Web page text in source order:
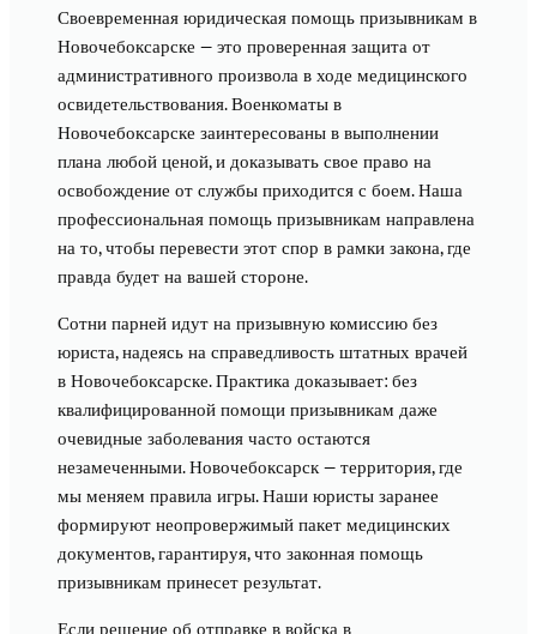
Своевременная юридическая помощь призывникам в
Новочебоксарске — это проверенная защита от
административного произвола в ходе медицинского
освидетельствования. Военкоматы в
Новочебоксарске заинтересованы в выполнении
плана любой ценой, и доказывать свое право на
освобождение от службы приходится с боем. Наша
профессиональная помощь призывникам направлена
на то, чтобы перевести этот спор в рамки закона, где
правда будет на вашей стороне.
Сотни парней идут на призывную комиссию без
юриста, надеясь на справедливость штатных врачей
в Новочебоксарске. Практика доказывает: без
квалифицированной помощи призывникам даже
очевидные заболевания часто остаются
незамеченными. Новочебоксарск — территория, где
мы меняем правила игры. Наши юристы заранее
формируют неопровержимый пакет медицинских
документов, гарантируя, что законная помощь
призывникам принесет результат.
Если решение об отправке в войска в